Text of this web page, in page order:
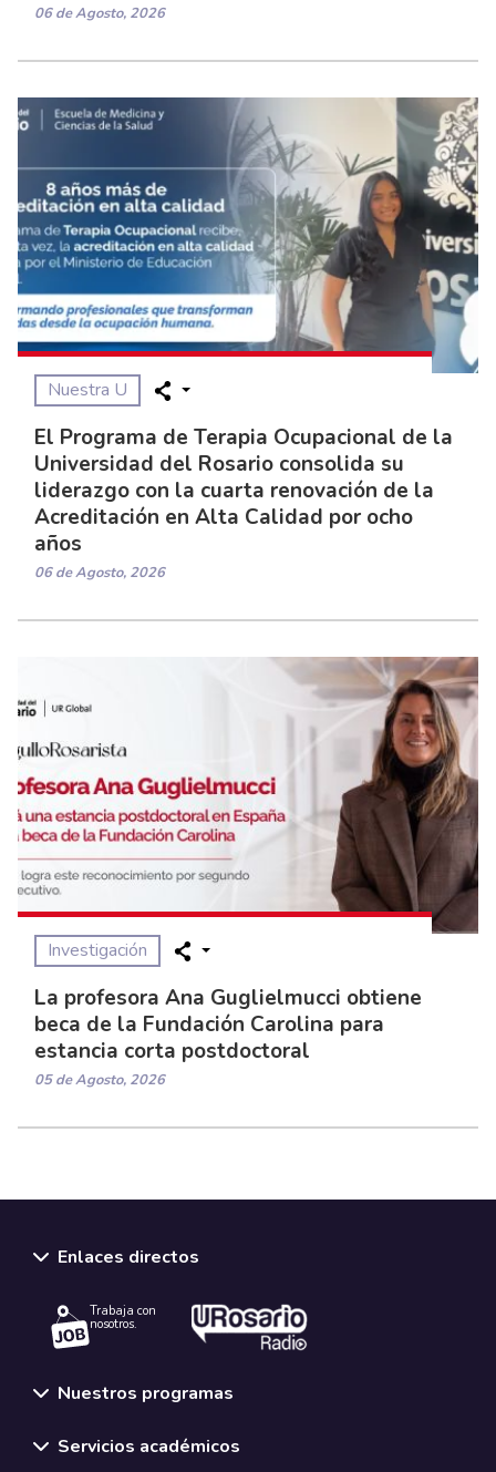
06 de Agosto, 2026
Nuestra U
El Programa de Terapia Ocupacional de la
Universidad del Rosario consolida su
liderazgo con la cuarta renovación de la
Acreditación en Alta Calidad por ocho
años
06 de Agosto, 2026
Investigación
La profesora Ana Guglielmucci obtiene
beca de la Fundación Carolina para
estancia corta postdoctoral
05 de Agosto, 2026
Enlaces directos
Trabaja con
nosotros.
Nuestros programas
Servicios académicos